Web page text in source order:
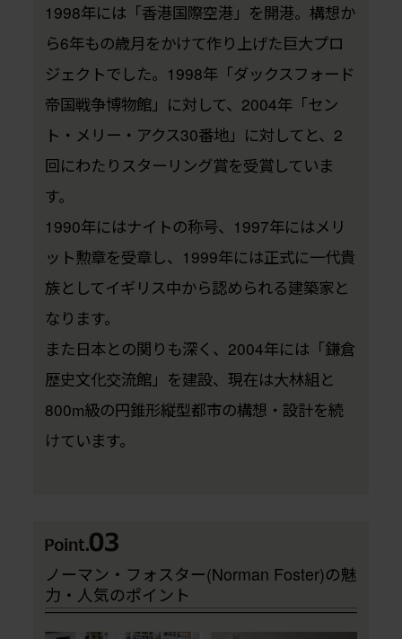
1998年には「香港国際空港」を開港。構想か
ら6年もの歳月をかけて作り上げた巨大プロ
ジェクトでした。1998年「ダックスフォード
帝国戦争博物館」に対して、2004年「セン
ト・メリー・アクス30番地」に対してと、2
回にわたりスターリング賞を受賞していま
す。
1990年にはナイトの称号、1997年にはメリ
ット勲章を受章し、1999年には正式に一代貴
族としてイギリス中から認められる建築家と
なります。
また日本との関りも深く、2004年には「鎌倉
歴史文化交流館」を建設、現在は大林組と
800m級の円錐形縦型都市の構想・設計を続
けています。
ノーマン・フォスター(Norman Foster)の魅
力・人気のポイント